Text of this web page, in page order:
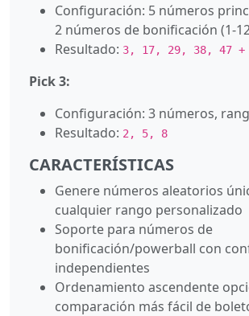
Configuración: 5 números
2 números de bonificación (1-
Resultado: 3, 17, 29, 38, 47
Pick 3:
Configuración: 3 números,
Resultado: 2, 5, 8
CARACTERÍSTICAS
Genere números aleatorios
cualquier rango personalizado
Soporte para números de
bonificación/powerball con
independientes
Ordenamiento ascendente
comparación más fácil de